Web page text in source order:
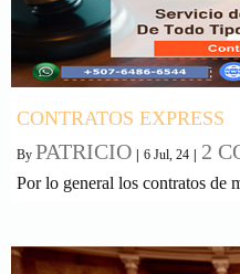
CONTRATOS EXPRESS
By PATRICIO | 6 Jul, 24 | 2
Por lo general los contratos de